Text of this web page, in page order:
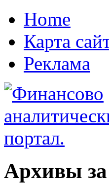
Home
Карта
Реклама
Архивы за